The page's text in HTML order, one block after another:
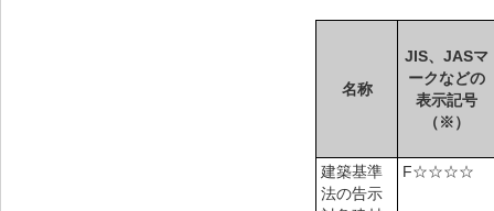
名称
JIS、JASマ
ークなどの
表示記号
（※）
建築基準
法の告示
F☆☆☆☆